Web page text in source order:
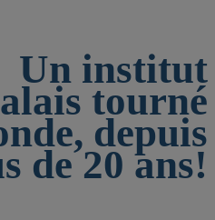
Un institut
tourné
depuis
de 20 ans!